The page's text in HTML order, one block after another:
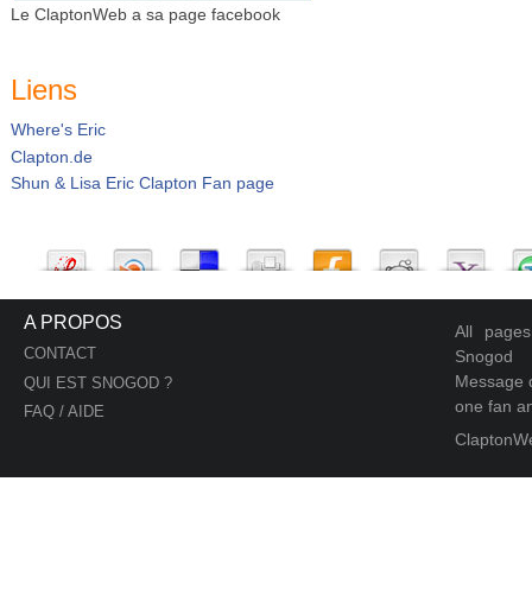
Le ClaptonWeb a sa page facebook
Liens
Where's Eric
Clapton.de
Shun & Lisa Eric Clapton Fan page
A PROPOS
CONTACT
QUI EST SNOGOD ?
FAQ / AIDE
All
Snogod
Message
one fan